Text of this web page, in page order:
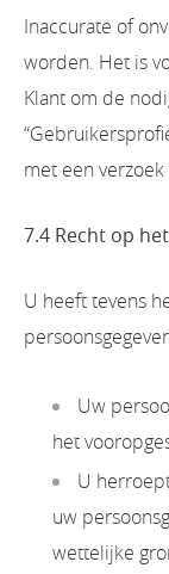
Inaccurate of
worden. Het is
Klant om de
met een
7.4 Recht op
U heeft tevens
Uw
het
U
uw
wettelijke